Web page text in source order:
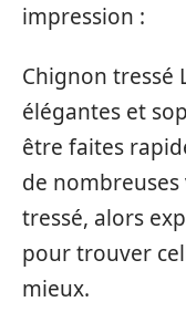
impression :
Chignon tressé
élégantes et
être faites
de
tressé, alors
pour trouver
mieux.